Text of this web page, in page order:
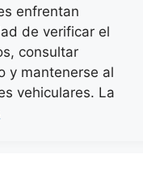
enfrentan
de verificar el
consultar
y mantenerse al
vehiculares. La